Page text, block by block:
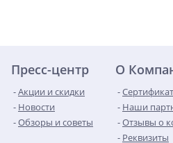
Пресс-центр
Акции и скидки
Новости
Обзоры и советы
О
Наши
Отзывы о
Реквизиты